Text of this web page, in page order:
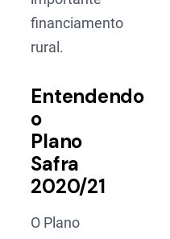
financiamento
rural.
Entendendo
o
Plano
Safra
2020/21
O Plano